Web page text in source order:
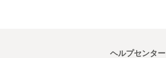
ヘルプセンター